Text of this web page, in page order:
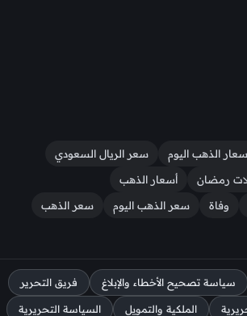
الذهب اليوم
سعر الريال السعودي
رمضان
أسعار الذهب
وفاة سعر الذهب اليوم سعر الذهب
سياسة تصحيح الأخطاء والإبلاغ فريق التحرير
الملكية والتمويل السياسة التحريرية